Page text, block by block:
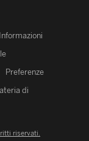
Informazioni
Preferenze
di
riservati.